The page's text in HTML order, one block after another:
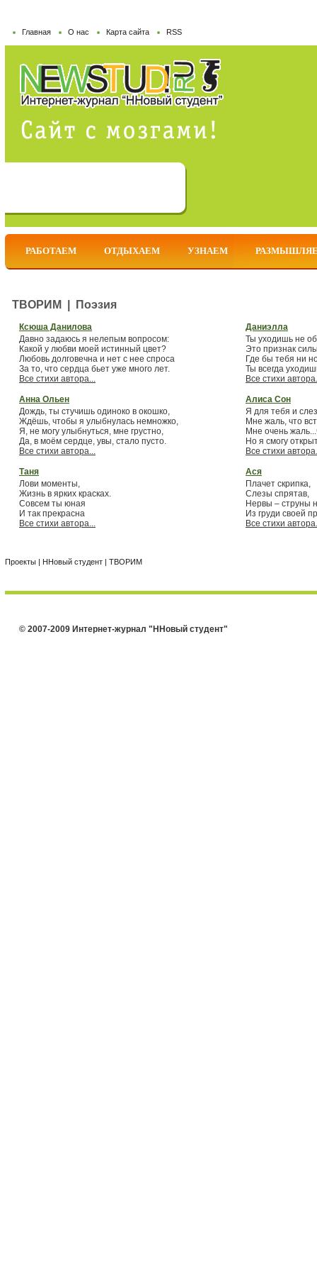
Главная О нас Карта сайта RSS
РАБОТАЕМ ОТДЫХАЕМ УЗНАЕМ
ТВОРИМ | Поэзия
Ксюша Данилова
Давно задаюсь я нелепым вопросом:
Какой у любви моей истинный цвет?
Любовь долговечна и нет с нее спроса
За то, что сердца бьет уже много лет.
Все стихи автора...
Анна Ольен
Дождь, ты стучишь одиноко в окошко,
Ждёшь, чтобы я улыбнулась немножко,
Я, не могу улыбнуться, мне грустно,
Да, в моём сердце, увы, стало пусто.
Все стихи автора...
Таня
Лови моменты,
Жизнь в ярких красках.
Совсем ты юная
И так прекрасна
Все стихи автора...
Даниэлла
Ты уходишь не
Это признак
Где бы тебя ни
Ты всегда
Все стихи
Алиса Сон
Я для тебя и
Мне жаль, что
Мне очень
Но я смогу
Все стихи
Ася
Плачет скрипка,
Слезы спрятав,
Нервы – струны
Из груди своей
Все стихи
Проекты | ННовый студент | ТВОРИМ
© 2007-2009 Интернет-журнал "ННовый студент"